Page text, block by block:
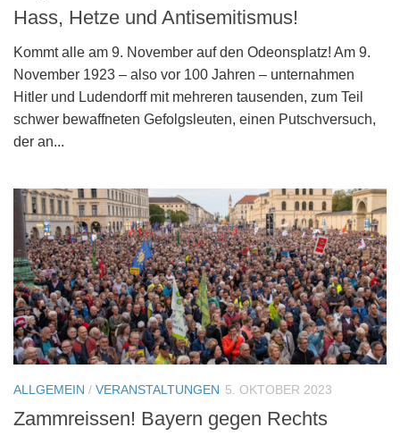
Hass, Hetze und Antisemitismus!
Kommt alle am 9. November auf den Odeonsplatz! Am 9.
November 1923 – also vor 100 Jahren – unternahmen
Hitler und Ludendorff mit mehreren tausenden, zum Teil
schwer bewaffneten Gefolgsleuten, einen Putschversuch,
der an...
ALLGEMEIN / VERANSTALTUNGEN 5. OKTOBER 2023
Zammreissen! Bayern gegen Rechts